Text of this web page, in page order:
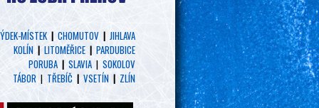
MÍSTEK| CHOMUTOV | JIHLAVA
KOLÍN | LITOMĚŘICE | PARDUBICE
PORUBA | SLAVIA | SOKOLOV
TÁBOR | TŘEBÍČ | VSETÍN | ZLÍN